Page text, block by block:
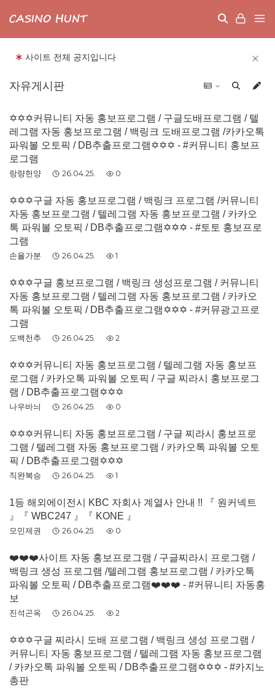
사이트 전체 공지입니다
자유게시판
✡️✡️✡️커뮤니티 자동 홍보프로그램 / 구글도배프로그램 / 텔
레그램 자동 홍보프로그램 / 백링크 도배프로그램 /카카오톡
파워볼 오토픽 / DB추출프로그램✡️✡️✡️ - #커뮤니티 홍보프
로그램
랑량헌양 26.04.25. 0
✡️✡️✡️구글 자동 홍보프로그램 / 백링크 프로그램 /커뮤니티
자동 홍보프로그램 / 텔레그램 자동 홍보프로그램 / 카카오
톡 파워볼 오토픽 / DB추출프로그램✡️✡️✡️ - #토토 홍보프로
그램
손율가분 26.04.25. 1
✡️✡️✡️구글 홍보프로그램 / 백링크 생성프로그램 / 커뮤니티
자동 홍보프로그램 / 텔레그램 자동 홍보프로그램 / 카카오
톡 파워볼 오토픽 / DB추출프로그램✡️✡️✡️ - #커뮤광고프로
그램
도백천추 26.04.25. 2
✡️✡️✡️커뮤니티 자동 홍보프로그램 / 텔레그램 자동 홍보프
로그램 / 카카오톡 파워볼 오토픽 / 구글 찌라시 홍보프로그
램 / DB추출프로그램✡️✡️✡️
나우바늬 26.04.25. 0
✡️✡️✡️커뮤니티 자동 홍보프로그램 / 구글 찌라시 홍보프로
그램 / 텔레그램 자동 홍보프로그램 / 카카오톡 파워볼 오토
픽 / DB추출프로그램✡️✡️✡️
직완복승 26.04.25. 1
1등 해외에이전시 KBC 자회사 계열사 안내 !! 『 원커넥트
』『 WBC247 』『 KONE 』
모민제권 26.04.25. 0
❤️❤️❤️사이트 자동 홍보프로그램 / 구글찌라시 프로그램 /
백링크 생성 프로그램 /텔레그램 홍보프로그램 / 카카오톡
파워볼 오토픽 / DB추출프로그램❤️❤️❤️ - #커뮤니티 자동홍
보
진석곤옥 26.04.25. 2
✡️✡️✡️구글 찌라시 도배 프로그램 / 백링크 생성 프로그램 /
커뮤니티 자동 홍보프로그램 / 텔레그램 자동 홍보프로그램
/ 카카오톡 파워볼 오토픽 / DB추출프로그램✡️✡️✡️ - #카지노
총판